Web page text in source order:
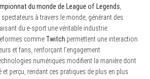
du monde de League of Legends
à travers le monde, générant des
du e-sport une véritable industrie.
comme Twitch permettent une interaction
et fans, renforçant l’engagement
numériques modifient la manière dont
perçu, rendant ces pratiques de plus en plus